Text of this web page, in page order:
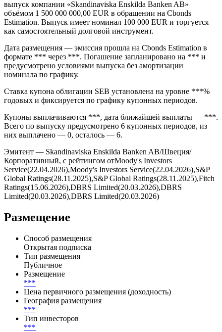
выпуск компании «Skandinaviska Enskilda Banken AB»
объёмом 1 500 000 000,00 EUR в обращении на Cbonds
Estimation. Выпуск имеет номинал 100 000 EUR и торгуется
как самостоятельный долговой инструмент.
Дата размещения — эмиссия прошла на Cbonds Estimation в
формате *** через ***. Погашение запланировано на *** и
предусмотрено условиями выпуска без амортизации
номинала по графику.
Ставка купона облигации SEB установлена на уровне ***%
годовых и фиксируется по графику купонных периодов.
Купоны выплачиваются ***, дата ближайшей выплаты — ***.
Всего по выпуску предусмотрено 6 купонных периодов, из
них выплачено — 0, осталось — 6.
Эмитент — Skandinaviska Enskilda Banken AB/Швеция/
Корпоративный, с рейтингом отMoody's Investors
Service(22.04.2026),Moody's Investors Service(22.04.2026),S&P
Global Ratings(28.11.2025),S&P Global Ratings(28.11.2025),Fitch
Ratings(15.06.2026),DBRS Limited(20.03.2026),DBRS
Limited(20.03.2026),DBRS Limited(20.03.2026)
Размещение
Способ размещения
Открытая подписка
Тип размещения
Публичное
Размещение
***
Цена первичного размещения (доходность)
География размещения
***
Тип инвесторов
***